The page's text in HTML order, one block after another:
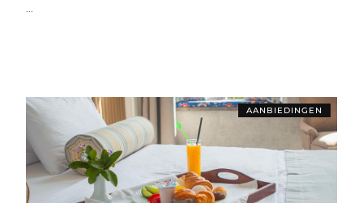
...
AANBIEDINGEN